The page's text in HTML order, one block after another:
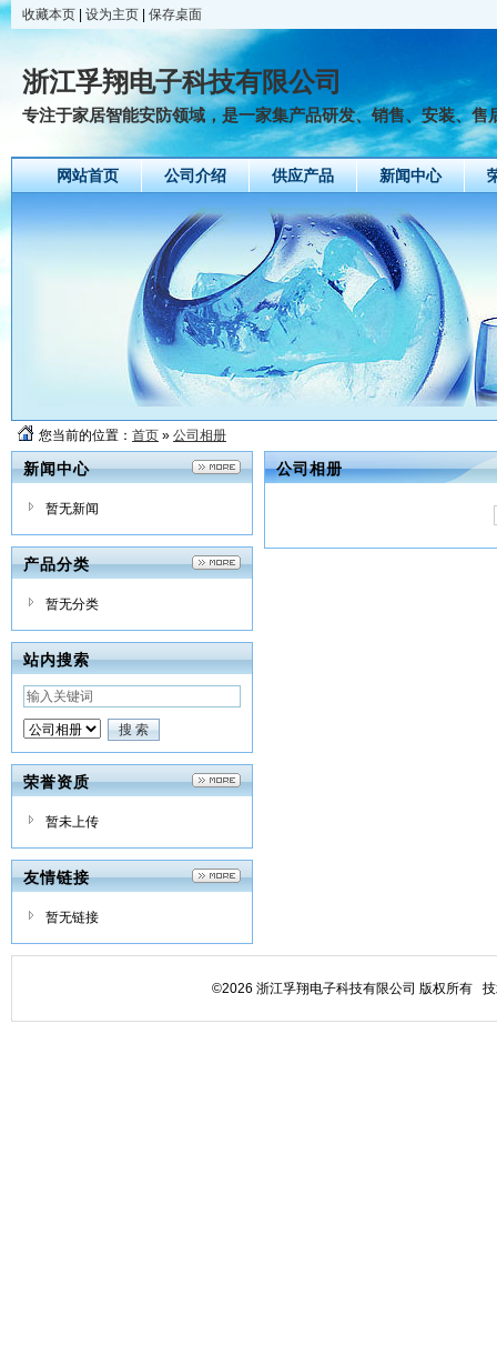
收藏本页 设为主页 保存桌面
浙江孚翔电子科技有限公司
专注于家居智能安防领域，是一家集产品研发、销售、安装、售
网站首页 公司介绍 供应产品 新闻中心
您当前的位置： 首页 » 公司相册
新闻中心
暂无新闻
产品分类
暂无分类
站内搜索
荣誉资质
暂未上传
友情链接
暂无链接
公司相册
©2026 浙江孚翔电子科技有限公司 版权所有